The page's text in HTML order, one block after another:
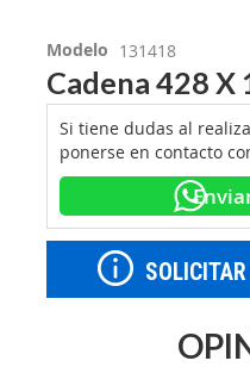
Modelo 131418
Cadena 428 X
Si tiene dudas al
ponerse en contacto